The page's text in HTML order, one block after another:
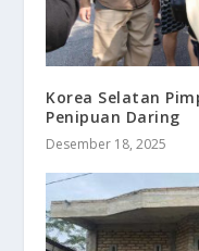
Korea Selatan
Penipuan Daring
Desember 18, 2025